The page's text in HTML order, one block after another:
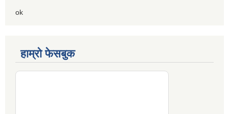
ok
हाम्रो फेसबुक